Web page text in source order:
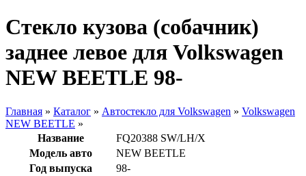
Стекло кузова (собачник)
заднее левое для Volkswagen
NEW BEETLE 98-
Главная » Каталог » Автостекло для Volkswagen » Volkswagen
NEW BEETLE »
Название
FQ20388 SW/LH/X
Модель авто
NEW BEETLE
Год выпуска
98-